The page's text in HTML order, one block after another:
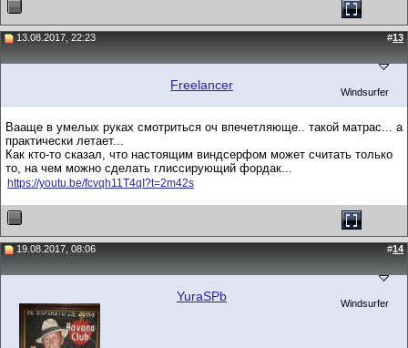
13.08.2017, 22:23 #13
Freelancer Windsurfer
Вааще в умелых руках смотриться оч впечетляюще.. такой матрас... а
практически летает...
Как кто-то сказал, что настоящим виндсерфом может считать только
то, на чем можно сделать глиссирующий фордак...
https://youtu.be/fcvqh11T4qI?t=2m42s
19.08.2017, 08:06 #14
YuraSPb Windsurfer